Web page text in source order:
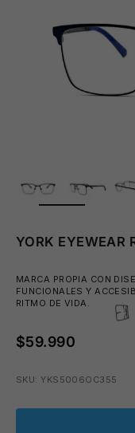
ZOOM
YORK EYEWEAR
MARCA PROPIA CON
FUNCIONALES Y
RITMO DE VIDA.
$59.990
SKU: YKS5006OC355